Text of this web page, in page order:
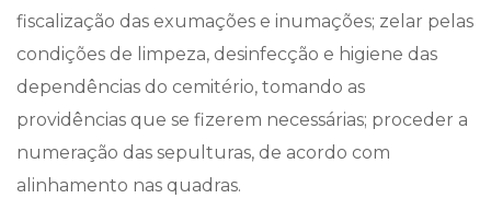
fiscalização das exumações e inumações; zelar pelas
condições de limpeza, desinfecção e higiene das
dependências do cemitério, tomando as
providências que se fizerem necessárias; proceder a
numeração das sepulturas, de acordo com
alinhamento nas quadras.